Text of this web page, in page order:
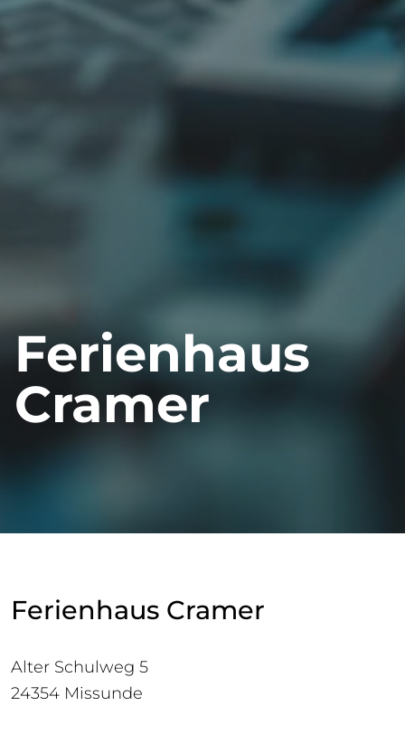
Ferienhaus
Cramer
Ferienhaus Cramer
Alter Schulweg 5
24354 Missunde